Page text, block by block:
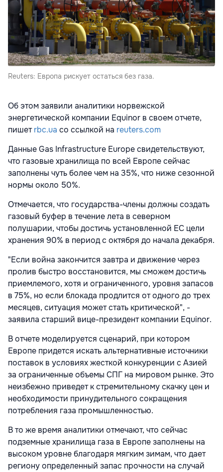
Reuters: Европа рискует остаться без газа.
Об этом заявили аналитики норвежской
энергетической компании Equinor в своем отчете,
пишетrbc.ua со ссылкой на reuters.com
Данные Gas Infrastructure Europe свидетельствуют,
что газовые хранилища по всей Европе сейчас
заполнены чуть более чем на 35%, что ниже сезонной
нормы около 50%.
Отмечается, что государства-члены должны создать
газовый буфер в течение лета в северном
полушарии, чтобы достичь установленной ЕС цели
хранения 90% в период с октября до начала декабря.
"Если война закончится завтра и движение через
пролив быстро восстановится, мы сможем достичь
приемлемого, хотя и ограниченного, уровня запасов
в 75%, но если блокада продлится от одного до трех
месяцев, ситуация может стать критической", -
заявила старший вице-президент компании Equinor.
В отчете моделируется сценарий, при котором
Европе придется искать альтернативные источники
поставок в условиях жесткой конкуренции с Азией
за ограниченные объемы СПГ на мировом рынке. Это
неизбежно приведет к стремительному скачку цен и
необходимости принудительного сокращения
потребления газа промышленностью.
В то же время аналитики отмечают, что сейчас
подземные хранилища газа в Европе заполнены на
высоком уровне благодаря мягким зимам, что дает
региону определенный запас прочности на случай